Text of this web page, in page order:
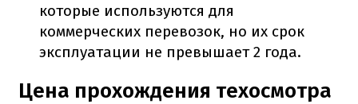
которые используются для
коммерческих перевозок, но их срок
эксплуатации не превышает 2 года.
Цена прохождения техосмотра